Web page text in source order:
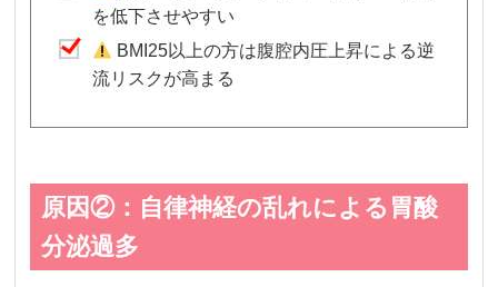
を低下させやすい
BMI25以上の方は腹腔内圧上昇による逆
流リスクが高まる
原因②：自律神経の乱れによる胃酸
分泌過多